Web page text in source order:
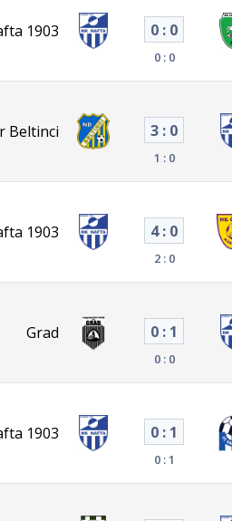
1903 0 : 0
0 : 0
Beltinci 3 : 0
1 : 0
1903 4 : 0
2 : 0
Grad 0 : 1
0 : 0
1903 0 : 1
0 : 1